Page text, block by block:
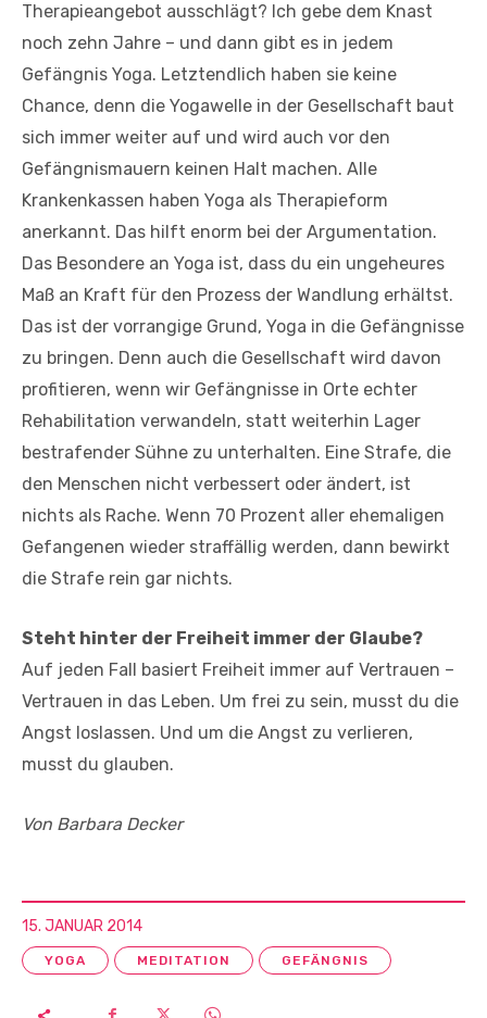
Therapieangebot ausschlägt? Ich gebe dem Knast
noch zehn Jahre – und dann gibt es in jedem
Gefängnis Yoga. Letztendlich haben sie keine
Chance, denn die Yogawelle in der Gesellschaft baut
sich immer weiter auf und wird auch vor den
Gefängnismauern keinen Halt machen. Alle
Krankenkassen haben Yoga als Therapieform
anerkannt. Das hilft enorm bei der Argumentation.
Das Besondere an Yoga ist, dass du ein ungeheures
Maß an Kraft für den Prozess der Wandlung erhältst.
Das ist der vorrangige Grund, Yoga in die Gefängnisse
zu bringen. Denn auch die Gesellschaft wird davon
profitieren, wenn wir Gefängnisse in Orte echter
Rehabilitation verwandeln, statt weiterhin Lager
bestrafender Sühne zu unterhalten. Eine Strafe, die
den Menschen nicht verbessert oder ändert, ist
nichts als Rache. Wenn 70 Prozent aller ehemaligen
Gefangenen wieder straffällig werden, dann bewirkt
die Strafe rein gar nichts.
Steht hinter der Freiheit immer der Glaube?
Auf jeden Fall basiert Freiheit immer auf Vertrauen –
Vertrauen in das Leben. Um frei zu sein, musst du die
Angst loslassen. Und um die Angst zu verlieren,
musst du glauben.
Von Barbara Decker
15. JANUAR 2014
YOGA MEDITATION GEFÄNGNIS